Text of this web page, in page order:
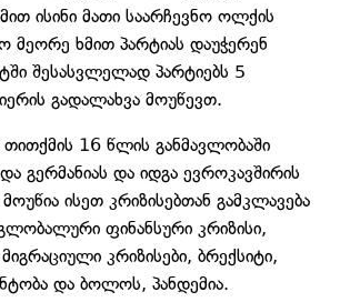
ისინი მათი საარჩევნო ოლქის
მეორე ხმით პარტიას დაუჭერენ
შესასვლელად პარტიებს 5
გადალახვა მოუწევთ.
16 წლის განმავლობაში
გერმანიას და იდგა ევროკავშირის
ისეთ კრიზისებთან გამკლავება
ფინანსური კრიზისი,
კრიზისები, ბრექსიტი,
და ბოლოს, პანდემია.